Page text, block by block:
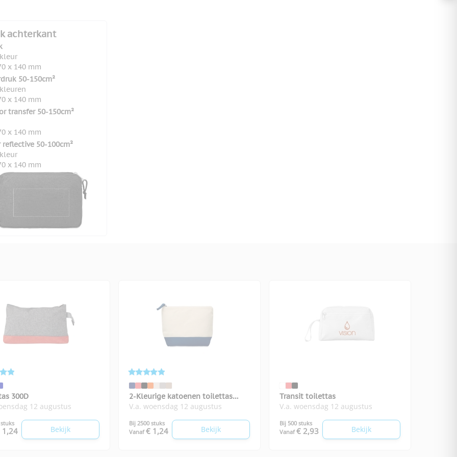
achterkant
x 140 mm
50-150cm²
x 140 mm
transfer 50-150cm²
x 140 mm
reflective 50-100cm²
x 140 mm
300D
12 augustus
1,24 Bekijk
2-Kleurige katoenen toilettas
Kleuren
V.a. woensdag 12 augustus
Bij 2500 stuks
Vanaf € 1,24 Bekijk
Transit toilettas
V.a. woensdag 12 augustus
Bij 500 stuks
Vanaf € 2,93 Bekijk